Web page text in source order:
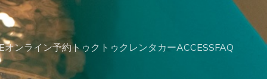
オンライン予約トゥクトゥクレンタカーACCESSFAQ